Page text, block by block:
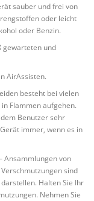
sauber und frei von
oder leicht
oder Benzin.
gewarteten und
AirAssisten.
besteht bei vielen
Flammen aufgehen.
Benutzer sehr
immer, wenn es in
– Ansammlungen von
sind
Halten Sie Ihr
Nehmen Sie